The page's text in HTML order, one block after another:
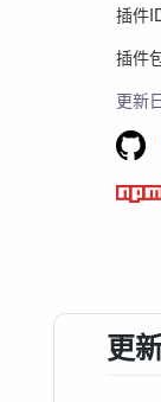
插件
插件
更新
更